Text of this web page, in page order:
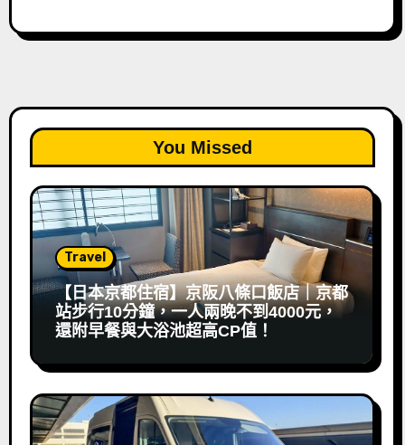
You Missed
Travel
【日本京都住宿】京阪八條口飯店｜京都
站步行10分鐘，一人兩晚不到4000元，
還附早餐與大浴池超高CP值！